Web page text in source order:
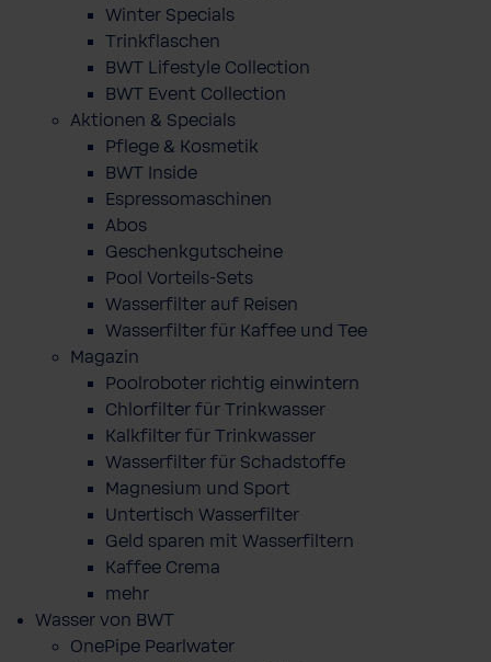
Winter Specials
Trinkflaschen
BWT Lifestyle Collection
BWT Event Collection
Aktionen & Specials
Pflege & Kosmetik
BWT Inside
Espressomaschinen
Abos
Geschenkgutscheine
Pool Vorteils-Sets
Wasserfilter auf Reisen
Wasserfilter für Kaffee und Tee
Magazin
Poolroboter richtig einwintern
Chlorfilter für Trinkwasser
Kalkfilter für Trinkwasser
Wasserfilter für Schadstoffe
Magnesium und Sport
Untertisch Wasserfilter
Geld sparen mit Wasserfiltern
Kaffee Crema
mehr
Wasser von BWT
OnePipe Pearlwater